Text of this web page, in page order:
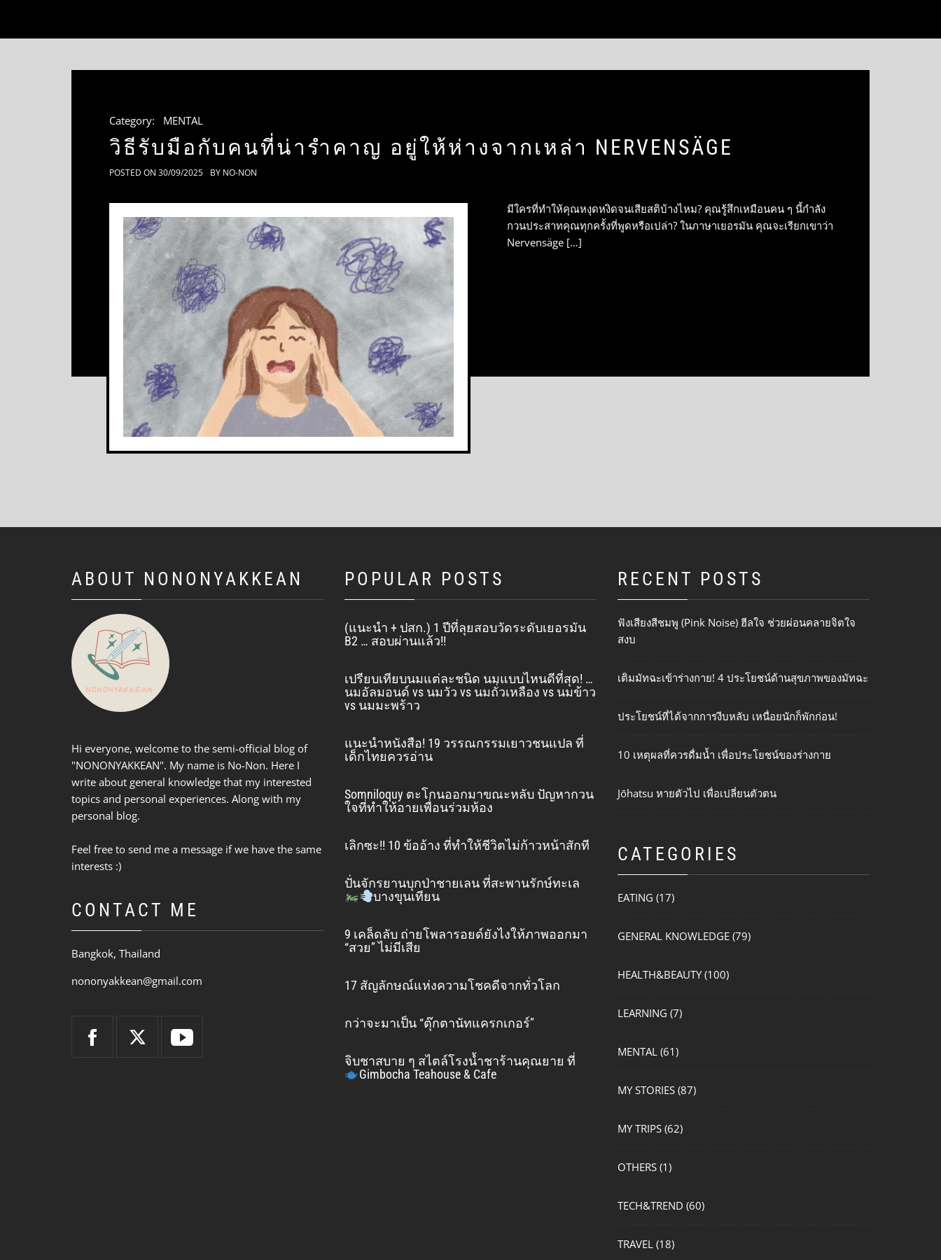
Category: MENTAL
วิธีรับมือกับคนที่น่ารำคาญ อยู่ให้ห่างจากเหล่า NERVENSÄGE
POSTED ON 30/09/2025 BY NO-NON
มีใครที่ทำให้คุณหงุดหงิดจนเสียสติบ้างไหม? คุณรู้สึกเหมือนคน ๆ นี้กำลัง
กวนประสาทคุณทุกครั้งที่พูดหรือเปล่า? ในภาษาเยอรมัน คุณจะเรียกเขาว่า
Nervensäge […]
ABOUT NONONYAKKEAN
Hi everyone, welcome to the semi-official blog of
"NONONYAKKEAN". My name is No-Non. Here I
write about general knowledge that my interested
topics and personal experiences. Along with my
personal blog.
Feel free to send me a message if we have the same
interests :)
CONTACT ME
Bangkok, Thailand
nononyakkean@gmail.com
POPULAR POSTS
(แนะนำ + ปสก.) 1 ปีที่ลุยสอบวัดระดับเยอรมัน
B2 … สอบผ่านแล้ว!!
เปรียบเทียบนมแต่ละชนิด นมแบบไหนดีที่สุด! …
นมอัลมอนด์ vs นมวัว vs นมถั่วเหลือง vs นมข้าว
vs นมมะพร้าว
แนะนำหนังสือ! 19 วรรณกรรมเยาวชนแปล ที่
เด็กไทยควรอ่าน
Somniloquy ตะโกนออกมาขณะหลับ ปัญหากวน
ใจที่ทำให้อายเพื่อนร่วมห้อง
เลิกซะ!! 10 ข้ออ้าง ที่ทำให้ชีวิตไม่ก้าวหน้าสักที
ปั่นจักรยานบุกป่าชายเลน ที่สะพานรักษ์ทะเล
บางขุนเทียน
9 เคล็ดลับ ถ่ายโพลารอยด์ยังไงให้ภาพออกมา
“สวย” ไม่มีเสีย
17 สัญลักษณ์แห่งความโชคดีจากทั่วโลก
กว่าจะมาเป็น “ตุ๊กตานัทแครกเกอร์”
จิบชาสบาย ๆ สไตล์โรงน้ำชาร้านคุณยาย ที่
Gimbocha Teahouse & Cafe
RECENT POSTS
ฟังเสียงสีชมพู (Pink Noise) ฮีลใจ ช่วยผ่อนคลายจิตใจ
สงบ
เติมมัทฉะเข้าร่างกาย! 4 ประโยชน์ด้านสุขภาพของมัทฉะ
ประโยชน์ที่ได้จากการงีบหลับ เหนื่อยนักก็พักก่อน!
10 เหตุผลที่ควรดื่มน้ำ เพื่อประโยชน์ของร่างกาย
Jōhatsu หายตัวไป เพื่อเปลี่ยนตัวตน
CATEGORIES
EATING (17)
GENERAL KNOWLEDGE (79)
HEALTH&BEAUTY(100)
LEARNING (7)
MENTAL (61)
MY STORIES (87)
MY TRIPS (62)
OTHERS (1)
TECH&TREND (60)
TRAVEL (18)